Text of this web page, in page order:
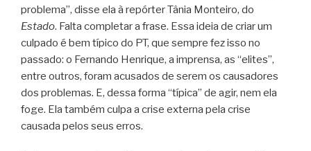
problema”, disse ela à repórter Tânia Monteiro, do
Estado. Falta completar a frase. Essa ideia de criar um
culpado é bem típico do PT, que sempre fez isso no
passado: o Fernando Henrique, a imprensa, as “elites”,
entre outros, foram acusados de serem os causadores
dos problemas. E, dessa forma “típica” de agir, nem ela
foge. Ela também culpa a crise externa pela crise
causada pelos seus erros.